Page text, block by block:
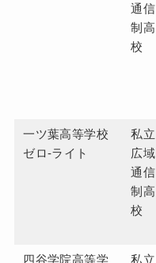
通信
制高
校
一ツ葉高等学校
ゼロ-ライト
私立
広域
通信
制高
校
四谷学院高等学 私立